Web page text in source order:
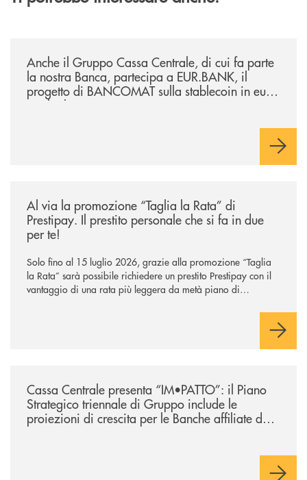
Anche il Gruppo Cassa Centrale, di cui fa parte
la nostra Banca, partecipa a EUR.BANK, il
progetto di BANCOMAT sulla stablecoin in euro
e sul relativo ecosistema
Al via la promozione “Taglia la Rata” di
Prestipay. Il prestito personale che si fa in due
per te!
Solo fino al 15 luglio 2026, grazie alla promozione “Taglia
la Rata” sarà possibile richiedere un prestito Prestipay con il
vantaggio di una rata più leggera da metà piano di
Cassa Centrale presenta “IM•PATTO”: il Piano
Strategico triennale di Gruppo include le
proiezioni di crescita per le Banche affiliate del